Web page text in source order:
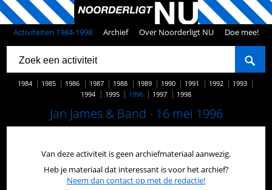
Activiteiten 1984-1998 Archief Over Noorderligt NU Doe mee!
1984 1985 1986 1987 1988 1989 1990 1991 1992
1993
1994
1995 1996 1997 1998
Jan James & Band - 16 mei 1996
Van deze activiteit is geen archiefmateriaal aanwezig.
Heb je materiaal dat interessant is voor het archief?
Neem dan contact op met de redactie!